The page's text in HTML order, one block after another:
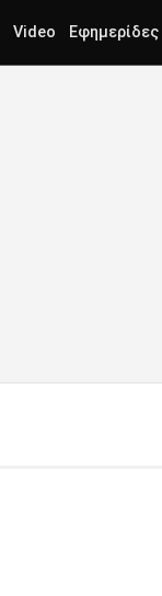
Video Εφημερίδες